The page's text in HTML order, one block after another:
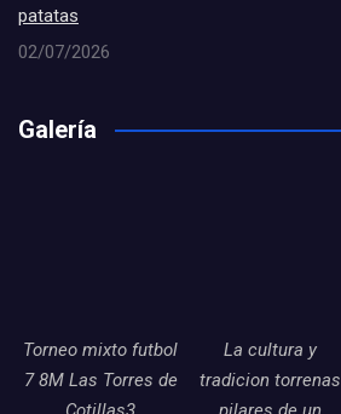
patatas
02/07/2026
Galería
Torneo mixto futbol
7 8M Las Torres de
La cultura y
tradicion torrenas